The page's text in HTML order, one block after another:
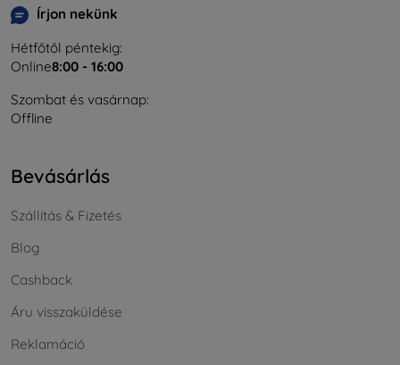
Írjon nekünk
Hétfőtől péntekig:
Online8:00 - 16:00
Szombat és vasárnap:
Offline
Bevásárlás
Szállítás & Fizetés
Blog
Cashback
Áru visszaküldése
Reklamáció